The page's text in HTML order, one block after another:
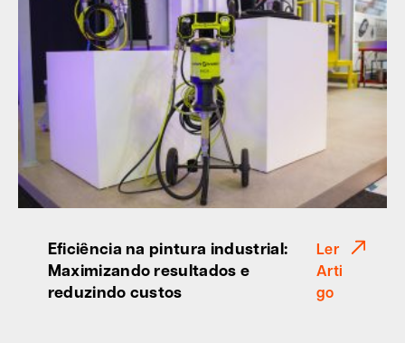
Eficiência na pintura industrial:
Maximizando resultados e
reduzindo custos
Ler
Arti
go